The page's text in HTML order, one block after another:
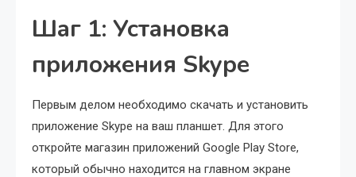
Шаг 1: Установка
приложения Skype
Первым делом необходимо скачать и установить
приложение Skype на ваш планшет. Для этого
откройте магазин приложений Google Play Store,
который обычно находится на главном экране